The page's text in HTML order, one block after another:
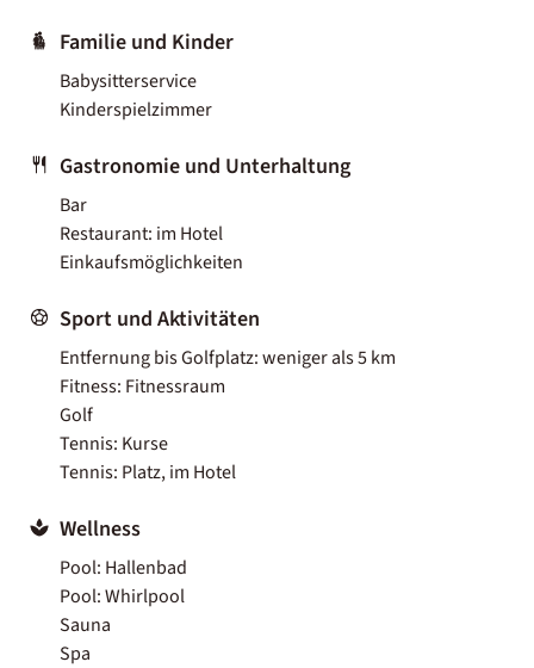
Familie und Kinder
Babysitterservice
Kinderspielzimmer
Gastronomie und Unterhaltung
Bar
Restaurant: im Hotel
Einkaufsmöglichkeiten
Sport und Aktivitäten
Entfernung bis Golfplatz: weniger als 5 km
Fitness: Fitnessraum
Golf
Tennis: Kurse
Tennis: Platz, im Hotel
Wellness
Pool: Hallenbad
Pool: Whirlpool
Sauna
Spa